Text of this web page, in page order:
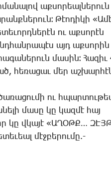
աք­սո­րեալ­նե­րուն
­Թէո­դի­կի
ու աք­սո­րէն
այդ աք­սո­րին
մա­սին։ ­Հա­զիւ
հե­ռա­ցաւ մեր
ու
մա­սը կը կազ­մէ հայ
կը վկա­յէ «ԱՂՕԹՔ…
մէջ­բե­րու­մը.-